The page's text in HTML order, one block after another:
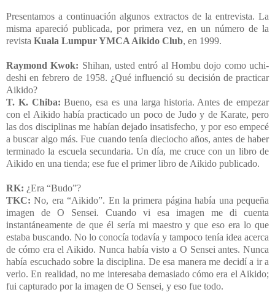
Presentamos a continuación algunos extractos de la entrevista. La
misma apareció publicada, por primera vez, en un número de la
revista Kuala Lumpur YMCA Aikido Club, en 1999.
Raymond Kwok: Shihan, usted entró al Hombu dojo como uchi-
deshi en febrero de 1958. ¿Qué influenció su decisión de practicar
Aikido?
T. K. Chiba: Bueno, esa es una larga historia. Antes de empezar
con el Aikido había practicado un poco de Judo y de Karate, pero
las dos disciplinas me habían dejado insatisfecho, y por eso empecé
a buscar algo más. Fue cuando tenía dieciocho años, antes de haber
terminado la escuela secundaria. Un día, me cruce con un libro de
Aikido en una tienda; ese fue el primer libro de Aikido publicado.
RK: ¿Era “Budo”?
TKC: No, era “Aikido”. En la primera página había una pequeña
imagen de O Sensei. Cuando vi esa imagen me di cuenta
instantáneamente de que él sería mi maestro y que eso era lo que
estaba buscando. No lo conocía todavía y tampoco tenía idea acerca
de cómo era el Aikido. Nunca había visto a O Sensei antes. Nunca
había escuchado sobre la disciplina. De esa manera me decidí a ir a
verlo. En realidad, no me interesaba demasiado cómo era el Aikido;
fui capturado por la imagen de O Sensei, y eso fue todo.